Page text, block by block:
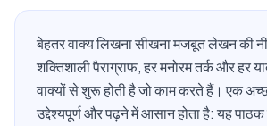
बेहतर वाक्य लिखना सीखना मजबूत लेखन की
शक्तिशाली पैराग्राफ, हर मनोरम तर्क और हर
वाक्यों से शुरू होती है जो काम करते हैं। एक
उद्देश्यपूर्ण और पढ़ने में आसान होता है: यह